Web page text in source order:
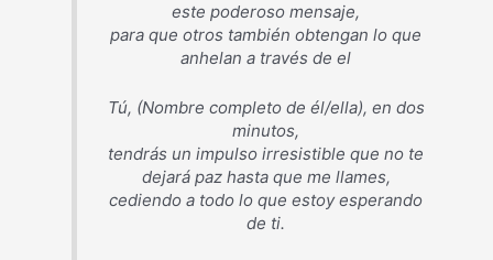
este poderoso mensaje,
para que otros también obtengan lo que
anhelan a través de el
Tú, (Nombre completo de él/ella), en dos
minutos,
tendrás un impulso irresistible que no te
dejará paz hasta que me llames,
cediendo a todo lo que estoy esperando
de ti.